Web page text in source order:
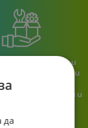
поддържаме и
Като магазин и
на едно място
бърза реакция и
да